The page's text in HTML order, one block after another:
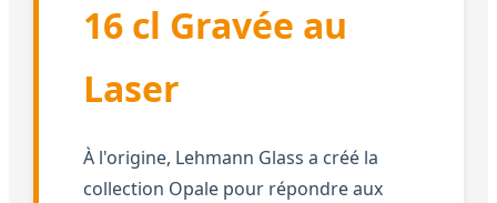
16 cl Gravée au
Laser
À l'origine, Lehmann Glass a créé la
collection Opale pour répondre aux